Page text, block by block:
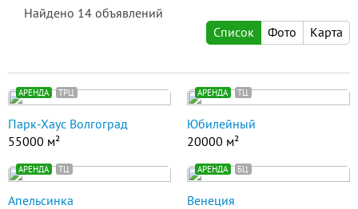
Найдено 14 объявлений
Список
Фото Карта
АРЕНДА ТРЦ
Парк-Хаус Волгоград
55000 м²
АРЕНДА ТЦ
Юбилейный
20000 м²
АРЕНДА ТЦ
Апельсинка
АРЕНДА БЦ
Венеция